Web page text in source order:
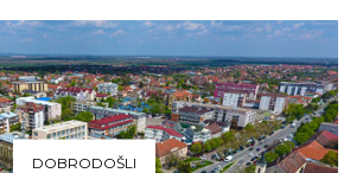
DOBRODOŠLI